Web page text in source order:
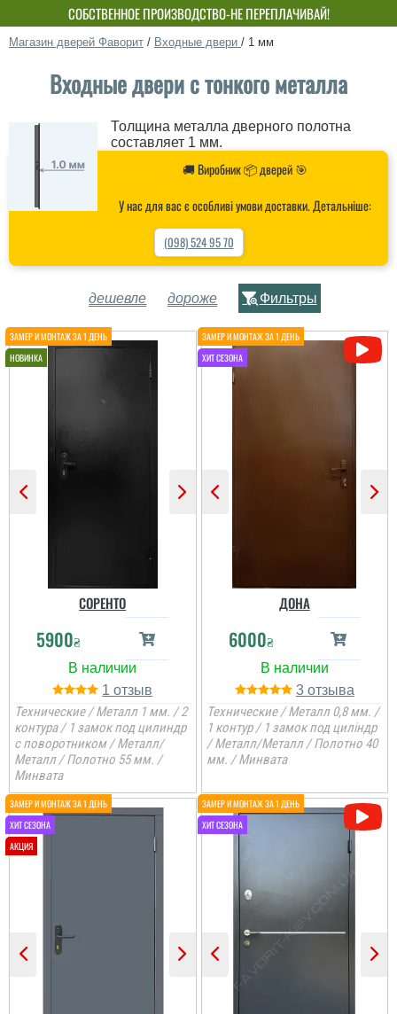
СОБСТВЕННОЕ ПРОИЗВОДСТВО-НЕ ПЕРЕПЛАЧИВАЙ!
Магазин дверей Фаворит / Входные двери / 1 мм
Входные двери с тонкого металла
Толщина металла дверного полотна
составляет 1 мм.
🚚 Виробник 📦 дверей 🎯
У нас для вас є особливі умови доставки. Детальніше:
(098) 524 95 70
дешевле дороже Фильтры
СОРЕНТО
5900₴
1
Технические / Металл 1 мм. / 2
контура / 1 замок под цилиндр
с поворотником / Металл/
Металл / Полотно 55 мм. /
Минвата
ДОНА
6000₴
3
Технические / Металл 0,8 мм. /
1 контур / 1 замок под циліндр
/ Металл/Металл / Полотно 40
мм. / Минвата